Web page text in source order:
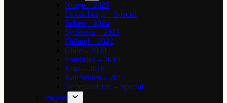
Norge – 2025
Luxemburgs – Special
Indien – 2024
Sydkorea – 2023
Finland – 2022
Chile – 2020
Frankrike – 2019
Kina – 2018
Kalifornien – 2017
Nederländerna – Special
Projekt